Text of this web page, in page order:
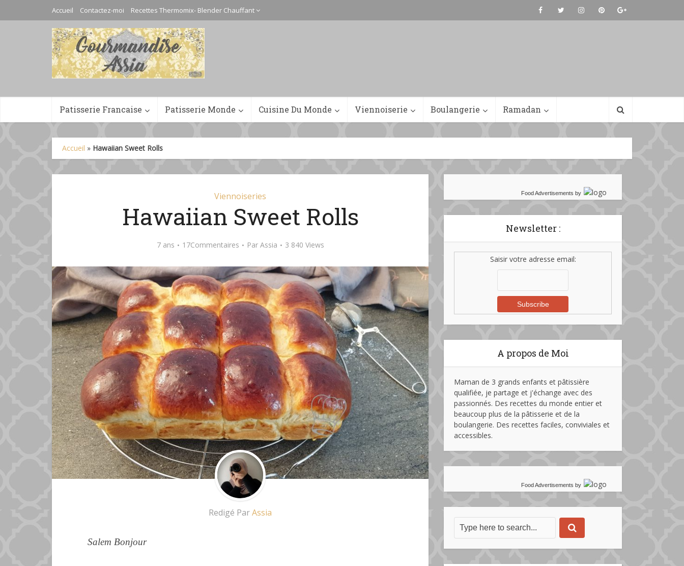
Accueil Contactez-moi Recettes Thermomix- Blender Chauffant
Patisserie Francaise Patisserie Monde Cuisine Du Monde Viennoiserie Boulangerie Ramadan
Accueil » Hawaiian Sweet Rolls
Viennoiseries
Hawaiian Sweet Rolls
7 ans 17Commentaires Par Assia 3 840 Views
Redigé ParAssia
Salem Bonjour
Food Advertisements by
Newsletter :
Saisir votre adresse email:
A propos de Moi
Maman de 3 grands enfants et pâtissière
qualifiée, je partage et j'échange avec des
passionnés. Des recettes du monde entier et
beaucoup plus de la pâtisserie et de la
boulangerie. Des recettes faciles, conviviales et
accessibles.
Food Advertisements by